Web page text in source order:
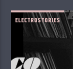
ELECTROSTORIES